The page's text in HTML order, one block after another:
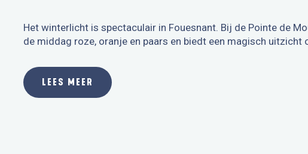
Het winterlicht is spectaculair in Fouesnant. Bij de Pointe de
de middag roze, oranje en paars en biedt een magisch uitzicht
LEES MEER